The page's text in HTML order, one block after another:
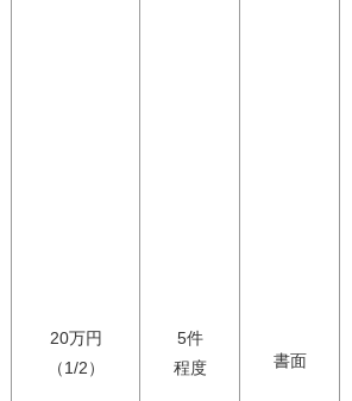
20万円
（1/2）
5件
程度
書面